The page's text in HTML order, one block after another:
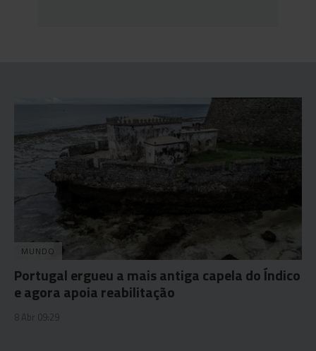
MUNDO
Portugal ergueu a mais antiga capela do Índico
e agora apoia reabilitação
8 Abr 09:29